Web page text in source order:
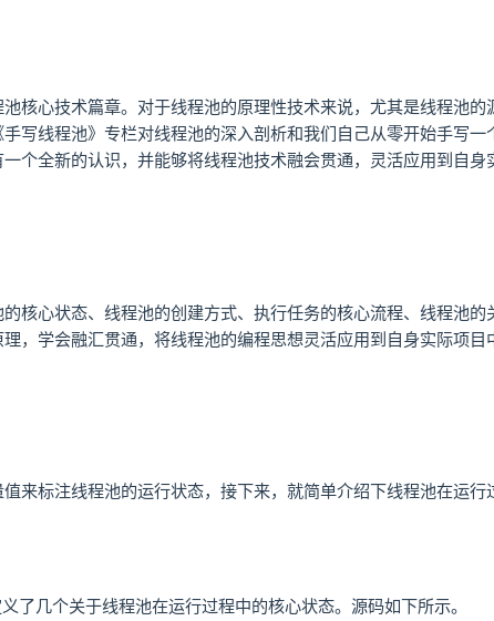
核心技术篇章。对于线程池的原理性技术来说，尤其是线程池
写线程池》专栏对线程池的深入剖析和我们自己从零开始手写一
个全新的认识，并能够将线程池技术融会贯通，灵活应用到自
核心状态、线程池的创建方式、执行任务的核心流程、线程池
，学会融汇贯通，将线程池的编程思想灵活应用到自身实际项
来标注线程池的运行状态，接下来，就简单介绍下线程池在运行
几个关于线程池在运行过程中的核心状态。源码如下所示。